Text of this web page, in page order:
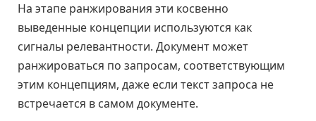
На этапе ранжирования эти косвенно
выведенные концепции используются как
сигналы релевантности. Документ может
ранжироваться по запросам, соответствующим
этим концепциям, даже если текст запроса не
встречается в самом документе.